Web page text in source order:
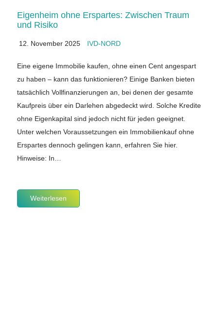
Eigenheim ohne Erspartes: Zwischen Traum
und Risiko
12. November 2025 IVD-NORD
Eine eigene Immobilie kaufen, ohne einen Cent angespart
zu haben – kann das funktionieren? Einige Banken bieten
tatsächlich Vollfinanzierungen an, bei denen der gesamte
Kaufpreis über ein Darlehen abgedeckt wird. Solche Kredite
ohne Eigenkapital sind jedoch nicht für jeden geeignet.
Unter welchen Voraussetzungen ein Immobilienkauf ohne
Erspartes dennoch gelingen kann, erfahren Sie hier.
Hinweise: In…
Weiterlesen